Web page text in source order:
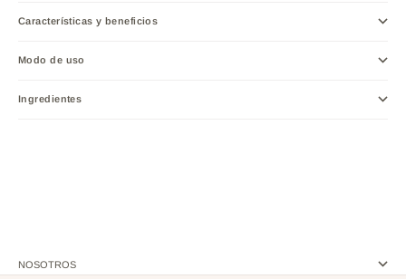
Características y beneficios
Modo de uso
Ingredientes
NOSOTROS